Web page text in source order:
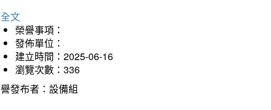
文
榮譽事項：
發佈單位：
建立時間：2025-06-16
瀏覽次數：336
發布者：設備組